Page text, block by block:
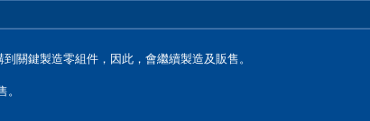
關鍵製造零組件，因此，會繼續製造及販售。